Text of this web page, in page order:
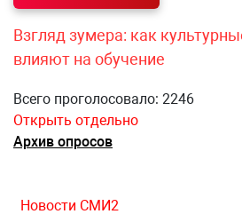
Взгляд зумера: как
влияют на обучение
Всего проголосовало: 2246
Открыть отдельно
Архив опросов
Новости СМИ2